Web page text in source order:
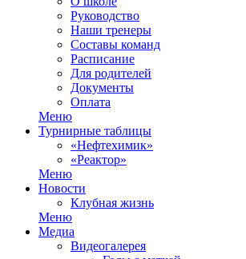
Руководство
Наши тренеры
Составы команд
Расписание
Для родителей
Документы
Оплата
Меню
Турнирные таблицы
«Нефтехимик»
«Реактор»
Меню
Новости
Клубная жизнь
Меню
Медиа
Видеогалерея